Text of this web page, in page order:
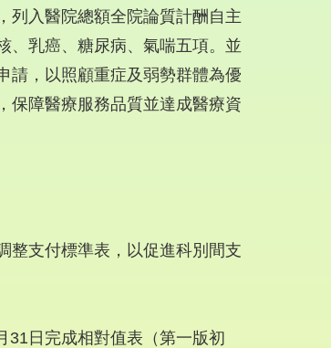
列入醫院總額全院論質計酬自主
、乳癌、糖尿病、氣喘五項。並
請，以照顧重症及弱勢群體為優
保障醫療服務品質並達成醫療資
整支付標準表，以促進科別間支
31日完成相對值表（第一版初